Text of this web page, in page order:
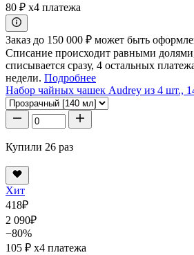
80 ₽ x4 платежа
Заказ до 150 000 ₽ может быть
Списание происходит равными
списывается сразу, 4 остальных
недели. Подробнее
Набор чайных чашек Audrey из 4 шт.,
Купили 26 раз
Хит
418₽
2 090₽
−80%
105 ₽ x4 платежа